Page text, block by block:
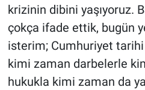
krizinin dibini yaşıyoruz.
çokça ifade ettik, bugün
isterim; Cumhuriyet
kimi zaman darbelerle
hukukla kimi zaman da